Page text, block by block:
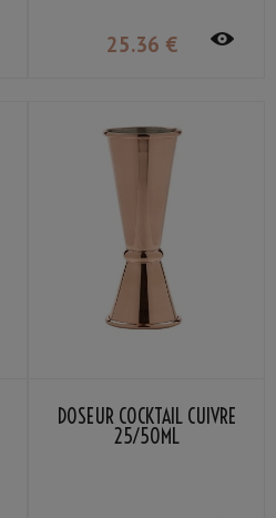
25.36 €
DOSEUR COCKTAIL CUIVRE
25/50ML